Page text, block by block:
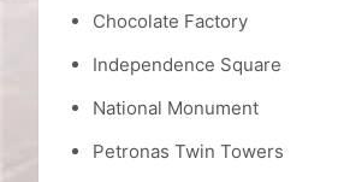
Chocolate Factory
Independence Square
National Monument
Petronas Twin Towers